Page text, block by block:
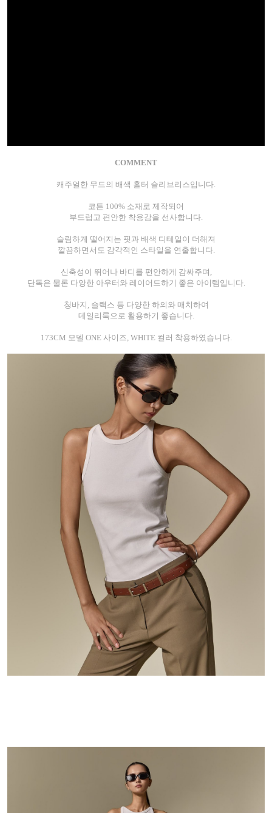
COMMENT
캐주얼한 무드의 배색 홀터 슬리브리스입니다.
코튼 100% 소재로 제작되어
부드럽고 편안한 착용감을 선사합니다.
슬림하게 떨어지는 핏과 배색 디테일이 더해져
깔끔하면서도 감각적인 스타일을 연출합니다.
신축성이 뛰어나 바디를 편안하게 감싸주며,
단독은 물론 다양한 아우터와 레이어드하기 좋은 아이템입니다.
청바지, 슬랙스 등 다양한 하의와 매치하여
데일리룩으로 활용하기 좋습니다.
173CM 모델 ONE 사이즈, WHITE 컬러 착용하였습니다.